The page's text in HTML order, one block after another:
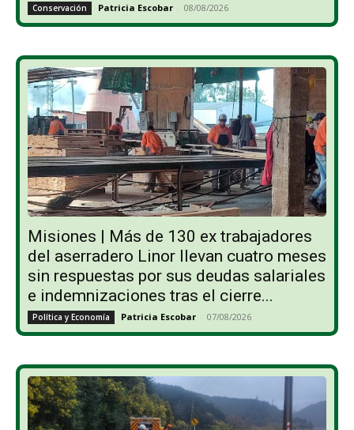
Conservación Patricia Escobar - 08/08/2026
Misiones | Más de 130 ex trabajadores
del aserradero Linor llevan cuatro meses
sin respuestas por sus deudas salariales
e indemnizaciones tras el cierre...
Política y Economía Patricia Escobar - 07/08/2026